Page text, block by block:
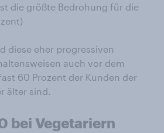
die größte Bedrohung für die
diese eher progressiven
auch vor dem
60 Prozent der Kunden der
älter sind.
bei Vegetariern